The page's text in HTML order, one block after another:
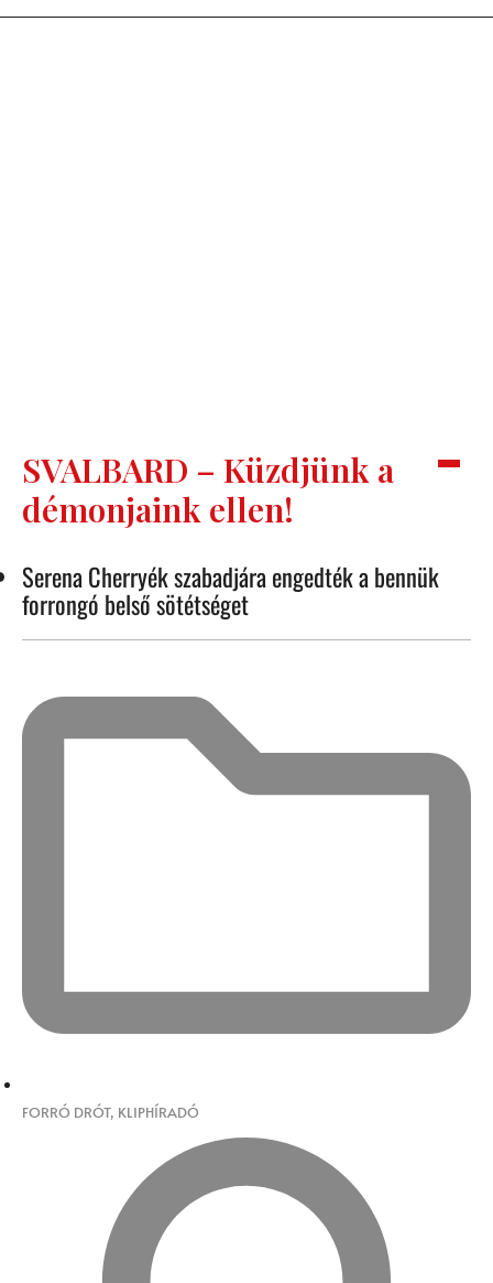
SVALBARD – Küzdjünk a
démonjaink ellen!
Serena Cherryék szabadjára engedték a bennük
forrongó belső sötétséget
FORRÓ DRÓT, KLIPHÍRADÓ